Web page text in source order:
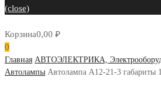
(close)
Корзина0,00 ₽
0
Главная АВТОЭЛЕКТРИКА,
Автолампы Автолампа А12-21-3 габариты